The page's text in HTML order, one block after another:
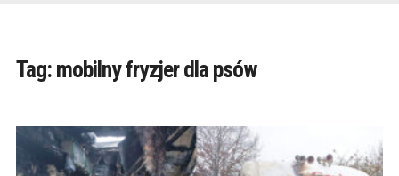
Tag: mobilny fryzjer dla psów